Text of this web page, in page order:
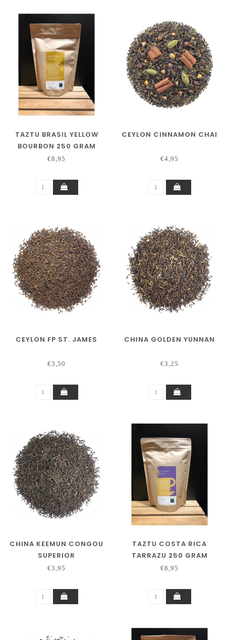
TAZTU BRASIL YELLOW
BOURBON 250 GRAM
€8,95
CEYLON CINNAMON CHAI
€4,95
CEYLON FP ST. JAMES
€3,50
CHINA GOLDEN YUNNAN
€3,25
CHINA KEEMUN CONGOU
SUPERIOR
€3,95
TAZTU COSTA RICA
TARRAZU 250 GRAM
€8,95